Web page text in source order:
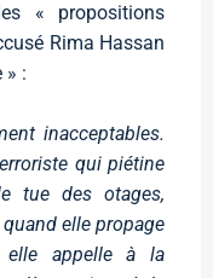
« propositions
Rima Hassan
» :
inacceptables.
qui piétine
tue des otages,
elle propage
elle appelle à la